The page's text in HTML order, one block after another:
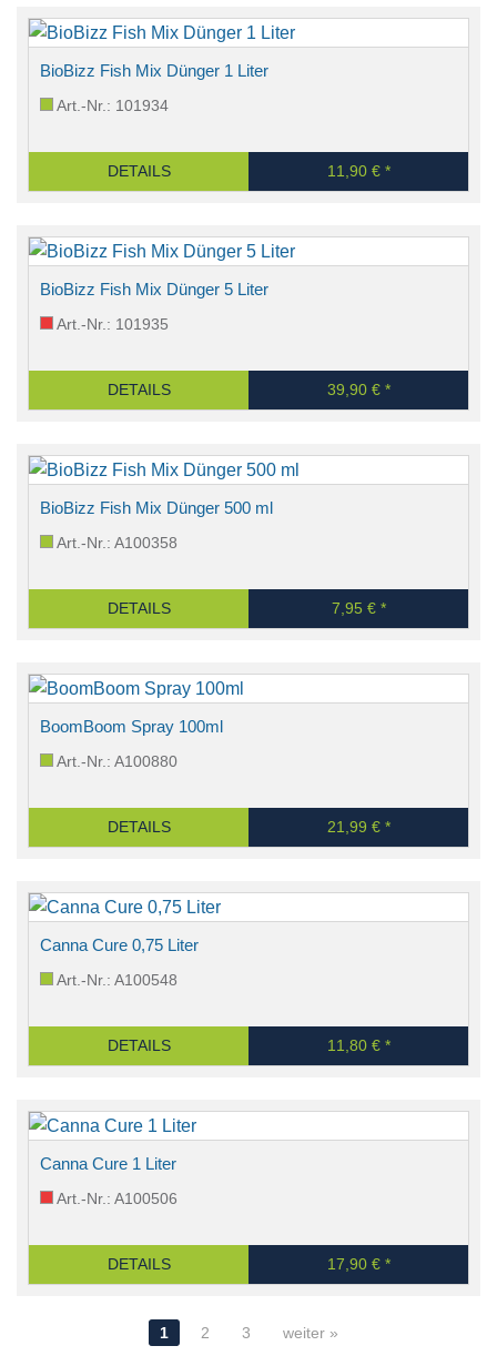
BioBizz Fish Mix Dünger 1 Liter
Art.-Nr.: 101934
DETAILS 11,90 € *
BioBizz Fish Mix Dünger 5 Liter
Art.-Nr.: 101935
DETAILS 39,90 € *
BioBizz Fish Mix Dünger 500 ml
Art.-Nr.: A100358
DETAILS 7,95 € *
BoomBoom Spray 100ml
Art.-Nr.: A100880
DETAILS 21,99 € *
Canna Cure 0,75 Liter
Art.-Nr.: A100548
DETAILS 11,80 € *
Canna Cure 1 Liter
Art.-Nr.: A100506
DETAILS 17,90 € *
1 2 3 weiter »